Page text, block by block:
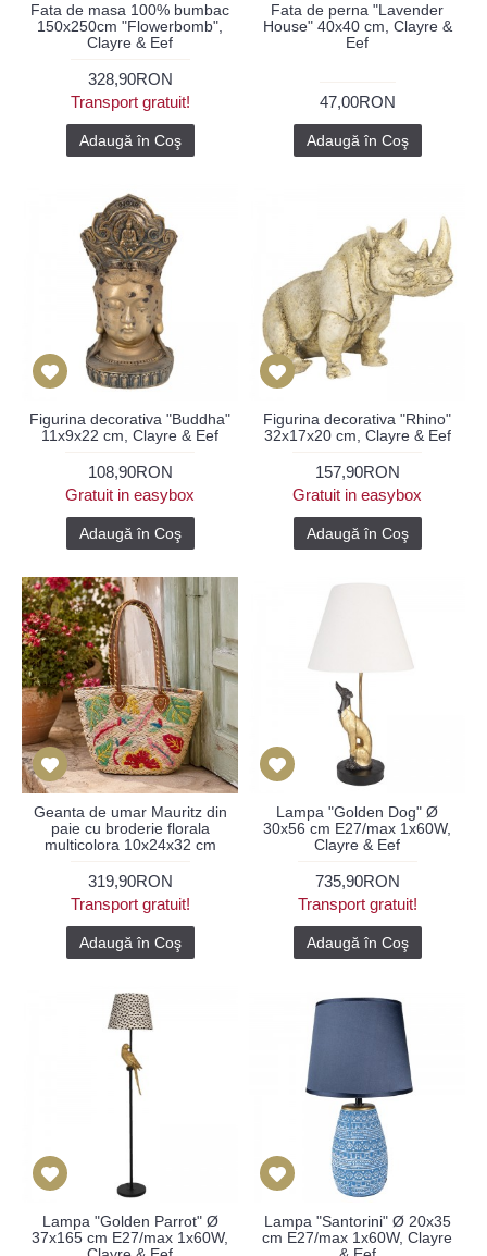
Fata de masa 100% bumbac
150x250cm "Flowerbomb",
Clayre & Eef
328,90RON
Transport gratuit!
Adaugă în Coş
Fata de perna "Lavender
House" 40x40 cm, Clayre &
Eef
47,00RON
Adaugă în Coş
Figurina decorativa "Buddha"
11x9x22 cm, Clayre & Eef
108,90RON
Gratuit in easybox
Adaugă în Coş
Figurina decorativa "Rhino"
32x17x20 cm, Clayre & Eef
157,90RON
Gratuit in easybox
Adaugă în Coş
Geanta de umar Mauritz din
paie cu broderie florala
multicolora 10x24x32 cm
319,90RON
Transport gratuit!
Adaugă în Coş
Lampa "Golden Dog" Ø
30x56 cm E27/max 1x60W,
Clayre & Eef
735,90RON
Transport gratuit!
Adaugă în Coş
Lampa "Golden Parrot" Ø
37x165 cm E27/max 1x60W,
Lampa "Santorini" Ø 20x35
cm E27/max 1x60W, Clayre